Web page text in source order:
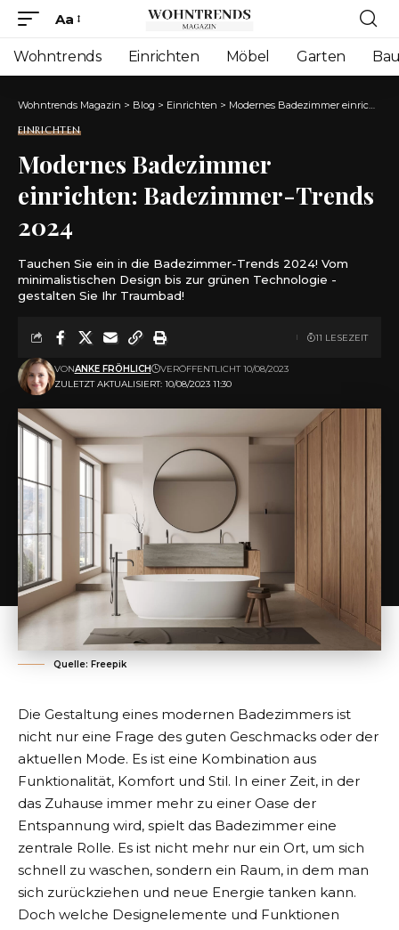
Font
Resizer
Aa
Wohntrends Einrichten Möbel Garten
Wohntrends Magazin > Blog > Einrichten > Modernes Badezimmer einrichten: Badezimmer-Trends 2024
EINRICHTEN
Modernes Badezimmer
einrichten: Badezimmer-Trends
2024
Tauchen Sie ein in die Badezimmer-Trends 2024! Vom
minimalistischen Design bis zur grünen Technologie -
gestalten Sie Ihr Traumbad!
ZULETZT AKTUALISIERT: 10/08/2023 11:30
VONANKE FRÖHLICH VERÖFFENTLICHT 10/08/2023
11 LESEZEIT
Quelle: Freepik
Die Gestaltung eines modernen Badezimmers ist
nicht nur eine Frage des guten Geschmacks oder der
aktuellen Mode. Es ist eine Kombination aus
Funktionalität, Komfort und Stil. In einer Zeit, in der
das Zuhause immer mehr zu einer Oase der
Entspannung wird, spielt das Badezimmer eine
zentrale Rolle. Es ist nicht mehr nur ein Ort, um sich
schnell zu waschen, sondern ein Raum, in dem man
sich zurückziehen und neue Energie tanken kann.
Doch welche Designelemente und Funktionen